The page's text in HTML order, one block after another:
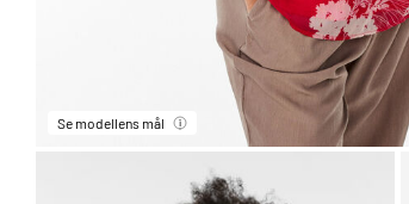
Se modellens mål